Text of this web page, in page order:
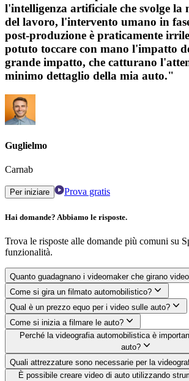
l'intelligenza artificiale che svolge la
del lavoro, l'intervento umano in
post-produzione è praticamente
potuto toccare con mano l'impatto
grande impatto, che catturano
minimo dettaglio della mia auto."
Guglielmo
Carnab
Per iniziare Prova gratis
Hai domande? Abbiamo le risposte.
Trova le risposte alle domande più comuni su
funzionalità.
Quanto guadagnano i videomaker che girano
Come si gira un filmato automobilistico?
Qual è un prezzo equo per i video sulle auto?
Come si inizia a filmare le auto?
Perché la videografia automobilistica è
auto?
Quali attrezzature sono necessarie per la
È possibile creare video di auto utilizzando